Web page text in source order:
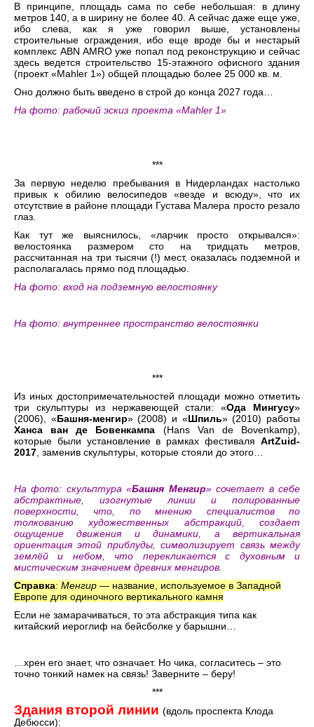
В принципе, площадь сама по себе небольшая: в длину
метров 140, а в ширину не более 40. А сейчас даже еще уже,
ибо слева, как я уже говорил выше, установлены
строительные ограждения, ибо еще вроде бы и нестарый
комплекс ABN AMRO уже попал под реконструкцию и сейчас
здесь ведется строительство 15-этажного офисного здания
(проект «Mahler 1») общей площадью более 25 000 кв. м.
Оно должно быть введено в строй до конца 2027 года…
На фото: рабочий эскиз проекта «Mahler 1»
***
За первую неделю пребывания в Нидерландах настолько
привык к обилию велосипедов «везде и всюду», что их
отсутствие в районе площади Густава Малера просто резало
глаз.
Как тут же выяснилось, «ларчик просто открывался»:
велостоянка размером сто на тридцать метров,
рассчитанная на три тысячи (!) мест, оказалась подземной и
располагалась прямо под площадью.
На фото: вход на подземную велостоянку
На фото: внутреннее пространство велостоянки
***
Из иных достопримечательностей площади можно отметить
три скульптуры из нержавеющей стали: «Ода Мингусу»
(2006), «Башня-менгир» (2008) и «Шпиль» (2010) работы
Ханса ван де Бовенкампа (Hans Van de Bovenkamp),
которые были установление в рамках фестиваля ArtZuid-
2017, заменив скульптуры, которые стояли до этого…
На фото: скульптура «Башня Менгир» сочетает в себе
абстрактные, изогнутые линии и полированные
поверхности, что, по мнению специалистов по
толкованию художественных абстракций, создает
ощущение движения и динамики, а вертикальная
ориентация этой приблуды, символизирует связь между
землёй и небом, что перекликается с духовным и
мистическим значением древних менгиров.
Справка: Менгир — название, используемое в Западной
Европе для одиночного вертикального камня
Если не замарачиваться, то эта абстракция типа как
китайский иероглиф на бейсболке у барышни…
…хрен его знает, что означает. Но чика, согласитесь – это
точно тонкий намек на связь! Заверните – беру!
***
Здания второй линии (вдоль проспекта Клода
Дебюсси):